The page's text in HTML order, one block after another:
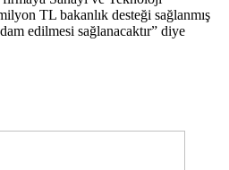
TL bakanlık desteği sağlanmış
edilmesi sağlanacaktır” diye